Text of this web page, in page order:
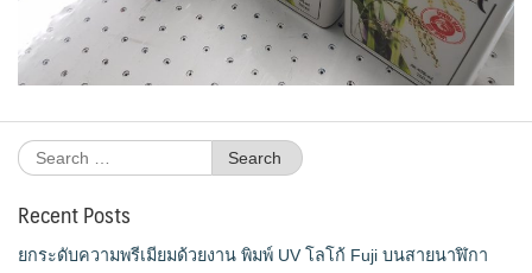
Search
for:
Recent Posts
ยกระดับความพรีเมียมด้วยงาน พิมพ์ UV โลโก้ Fuji บนสายนาฬิกา